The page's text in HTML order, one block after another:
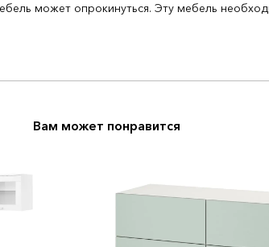
может опрокинуться. Эту мебель
Вам может понравится